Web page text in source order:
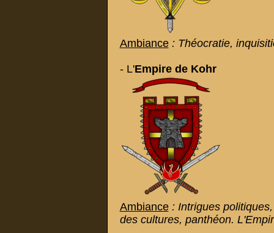
Ambiance : Théocratie,
- L'Empire de Kohr
Ambiance : Intrigues
des cultures, panthéon.